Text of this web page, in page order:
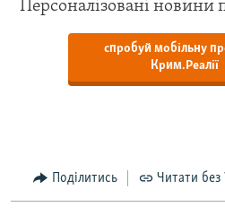
Персоналізовані новини
спробуй мобільну
Крим.Реалії
Поділитись Читати без